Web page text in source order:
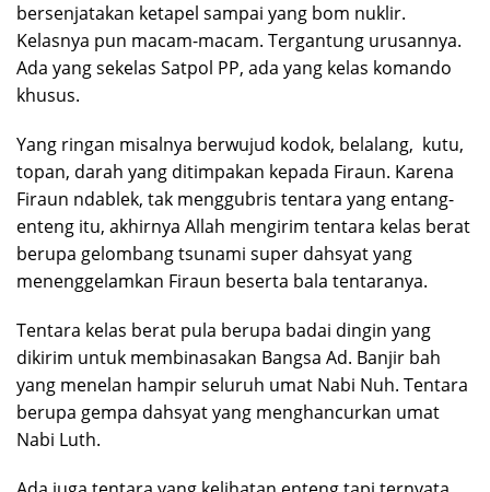
bersenjatakan ketapel sampai yang bom nuklir.
Kelasnya pun macam-macam. Tergantung urusannya.
Ada yang sekelas Satpol PP, ada yang kelas komando
khusus.
Yang ringan misalnya berwujud kodok, belalang, kutu,
topan, darah yang ditimpakan kepada Firaun. Karena
Firaun ndablek, tak menggubris tentara yang entang-
enteng itu, akhirnya Allah mengirim tentara kelas berat
berupa gelombang tsunami super dahsyat yang
menenggelamkan Firaun beserta bala tentaranya.
Tentara kelas berat pula berupa badai dingin yang
dikirim untuk membinasakan Bangsa Ad. Banjir bah
yang menelan hampir seluruh umat Nabi Nuh. Tentara
berupa gempa dahsyat yang menghancurkan umat
Nabi Luth.